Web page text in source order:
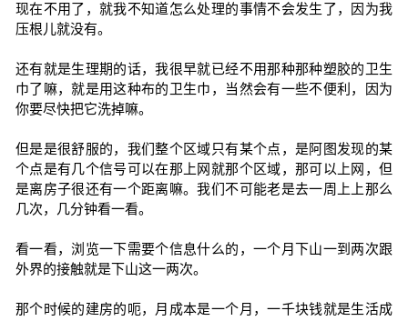
现在不用了，就我不知道怎么处理的事情不会发生了，因为我
压根儿就没有。
还有就是生理期的话，我很早就已经不用那种那种塑胶的卫生
巾了嘛，就是用这种布的卫生巾，当然会有一些不便利，因为
你要尽快把它洗掉嘛。
但是是很舒服的，我们整个区域只有某个点，是阿图发现的某
个点是有几个信号可以在那上网就那个区域，那可以上网，但
是离房子很还有一个距离嘛。我们不可能老是去一周上上那么
几次，几分钟看一看。
看一看，浏览一下需要个信息什么的，一个月下山一到两次跟
外界的接触就是下山这一两次。
那个时候的建房的呃，月成本是一个月，一千块钱就是生活成